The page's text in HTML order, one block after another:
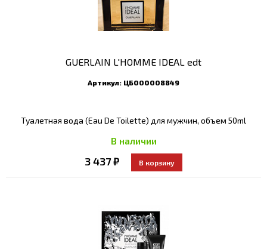
GUERLAIN L'HOMME IDEAL edt
Артикул: ЦБ000008849
Туалетная вода (Eau De Toilette) для мужчин, объем 50ml
В наличии
3 437 ₽